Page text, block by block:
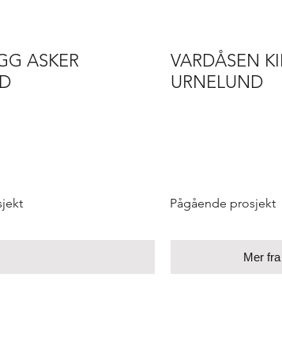
ASKER
VARDÅSEN
URNELUND
Pågående prosjekt
Mer